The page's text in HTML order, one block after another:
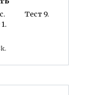
Тест 9.